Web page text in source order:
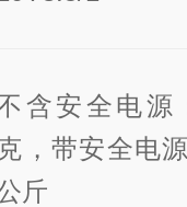
含安全电源
，带安全电
斤